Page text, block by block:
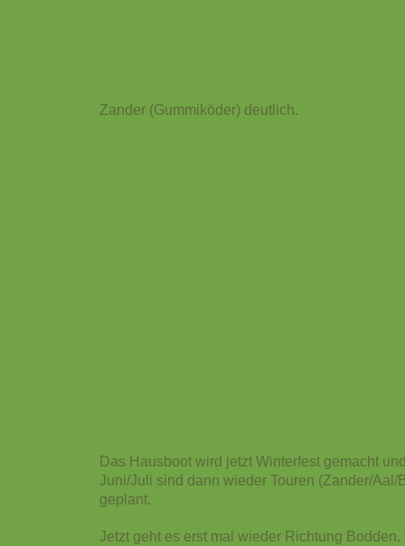
Zander (Gummiköder) deutlich.
Das Hausboot wird jetzt Winterfest gemacht
Juni/Juli sind dann wieder Touren (Zander/Aal/
geplant.
Jetzt geht es erst mal wieder Richtung